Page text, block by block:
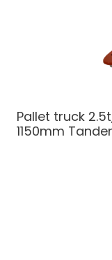
Pallet truck
1150mm